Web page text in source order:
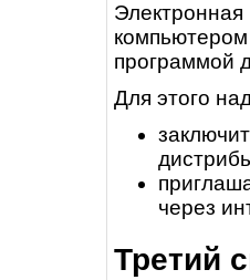
программой
Для этого
через
Третий